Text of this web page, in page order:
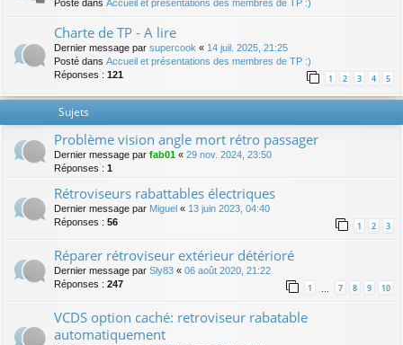
Posté dans Accueil et présentations des membres de TP :)
Charte de TP - A lire
Dernier message par supercook « 14 juil. 2025, 21:25
Posté dans Accueil et présentations des membres de TP :)
Réponses : 121 1 2 3 4 5
Sujets
Problème vision angle mort rétro passager
Dernier message par fab01 « 29 nov. 2024, 23:50
Réponses : 1
Rétroviseurs rabattables électriques
Dernier message par Miguel « 13 juin 2023, 04:40
Réponses : 56 1 2 3
Réparer rétroviseur extérieur détérioré
Dernier message par Sly83 « 06 août 2020, 21:22
Réponses : 247 1 … 7 8 9 10
VCDS option caché: retroviseur rabatable
automatiquement